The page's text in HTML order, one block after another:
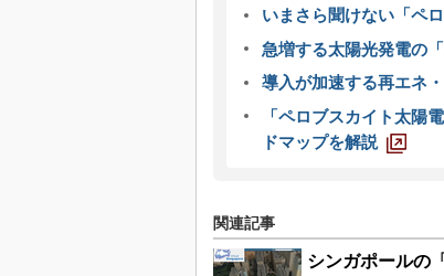
いまさら聞けない「ペ
急増する太陽光発電の
導入が加速する再エネ
「ペロブスカイト太陽
ドマップを解説
関連記事
シンガポールの